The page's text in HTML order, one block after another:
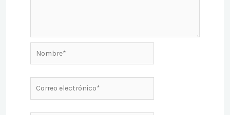
Nombre*
Correo
electrónico*